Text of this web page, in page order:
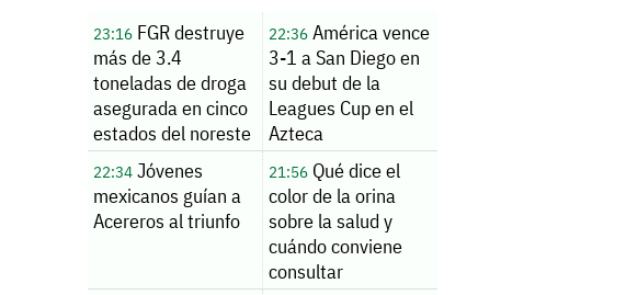
23:16 FGR destruye
más de 3.4
toneladas de droga
asegurada en cinco
estados del noreste
22:36América vence
3-1 a San Diego en
su debut de la
Leagues Cup en el
Azteca
22:34 Jóvenes
mexicanos guían a
Acereros al triunfo
21:56Qué dice el
color de la orina
sobre la salud y
cuándo conviene
consultar